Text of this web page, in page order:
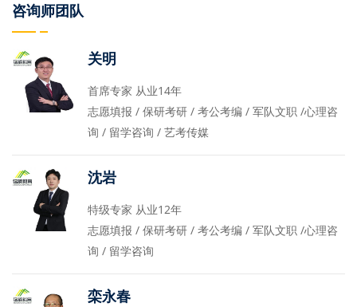
咨询师团队
关明
首席专家 从业14年
志愿填报 / 保研考研 / 考公考编 / 军队文职 /心理咨
询 / 留学咨询 / 艺考传媒
沈岩
特级专家 从业12年
志愿填报 / 保研考研 / 考公考编 / 军队文职 /心理咨
询 / 留学咨询
栾永春